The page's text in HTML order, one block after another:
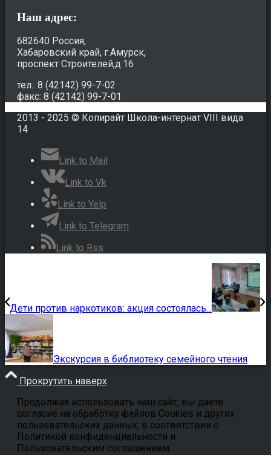
Наш адрес:
682640 Россия,
Хабаровский край, г.Амурск,
проспект Строителей,д.16
тел.: 8 (42142) 99-7-02
факс: 8 (42142) 99-7-01
2013 - 2025 © Копирайт Школа-интернат VIII вида
14
Link to Mail
Link to Vk
Link to Yelp
Link to Telegram
Link to Rss
Дети против наркотиков: акция состоялась...
Экскурсия в библиотеку семейного чтения
Прокрутить наверх
Продолжая использовать наш сайт, вы даете
согласие на обработку файлов Cookies и других
пользовательских данных, в соответствии с
Политикой конфиденциальности и
Пользовательским соглашением